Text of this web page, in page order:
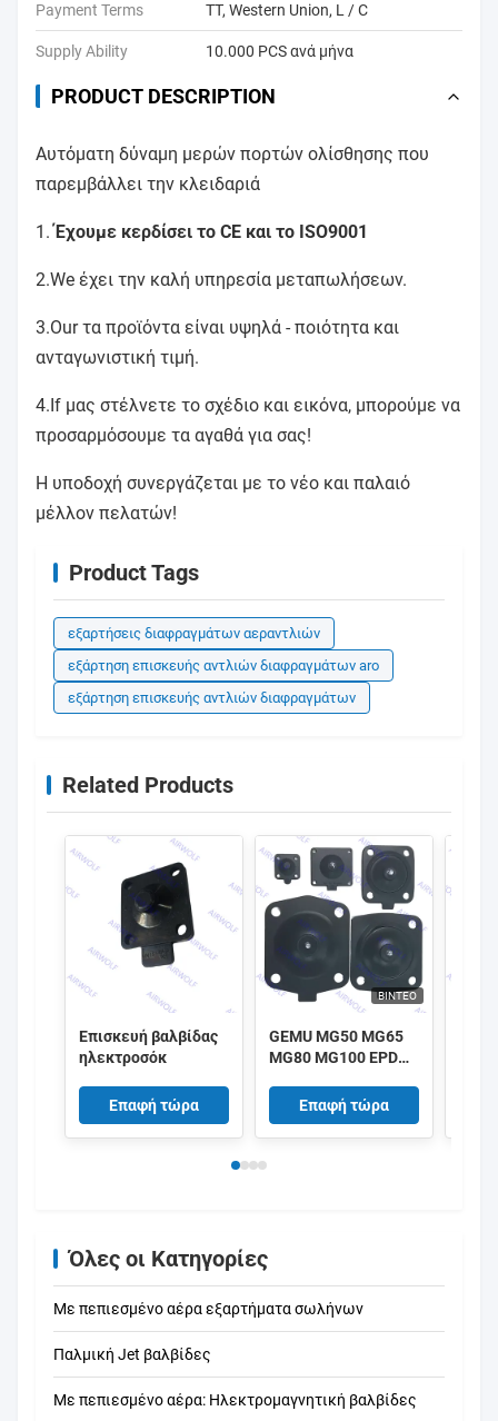
Payment Terms TT, Western Union, L / C
Supply Ability 10.000 PCS ανά μήνα
PRODUCT DESCRIPTION
Αυτόματη δύναμη μερών πορτών ολίσθησης που
παρεμβάλλει την κλειδαριά
1.Έχουμε κερδίσει το CE και το ISO9001
2.We έχει την καλή υπηρεσία μεταπωλήσεων.
3.Our τα προϊόντα είναι υψηλά - ποιότητα και
ανταγωνιστική τιμή.
4.If μας στέλνετε το σχέδιο και εικόνα, μπορούμε να
προσαρμόσουμε τα αγαθά για σας!
Η υποδοχή συνεργάζεται με το νέο και παλαιό
μέλλον πελατών!
Product Tags
εξαρτήσεις διαφραγμάτων αεραντλιών
εξάρτηση επισκευής αντλιών διαφραγμάτων aro
εξάρτηση επισκευής αντλιών διαφραγμάτων
Related Products
Επισκευή βαλβίδας
ηλεκτροσόκ
Επαφή τώρα
ΒΊΝΤΕΟ
GEMU MG50 MG65
MG80 MG100 EPDM
διαφράγματος για
βαλβίδες
διαφράγματος GEMU
Επαφή τώρα
Όλες οι Κατηγορίες
Με πεπιεσμένο αέρα εξαρτήματα σωλήνων
Παλμική Jet βαλβίδες
Με πεπιεσμένο αέρα: Ηλεκτρομαγνητική βαλβίδες